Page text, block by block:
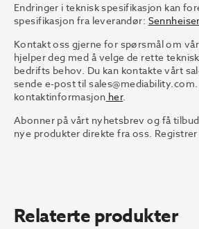
Endringer i teknisk spesifikasjon kan
spesifikasjon fra leverandør: Sennheiser
Kontakt oss gjerne for spørsmål om
hjelper deg med å velge de rette
bedrifts behov. Du kan kontakte vårt
sende e-post tilsales@mediability.com.
kontaktinformasjon her.
Abonner på vårt nyhetsbrev og få
nye produkter direkte fra oss. Registrer
Relaterte produkter